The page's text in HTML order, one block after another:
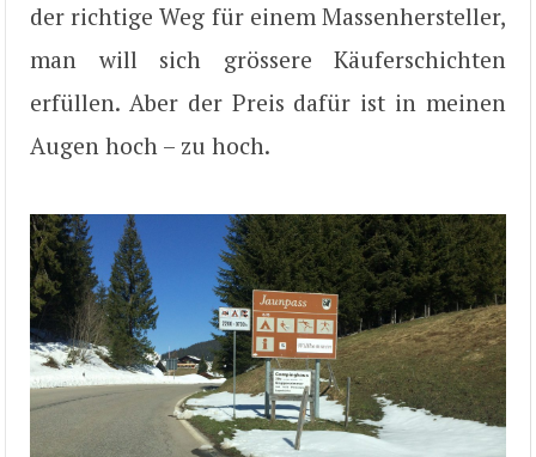
der richtige Weg für einem Massenhersteller,
man will sich grössere Käuferschichten
erfüllen. Aber der Preis dafür ist in meinen
Augen hoch – zu hoch.